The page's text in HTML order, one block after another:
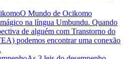
O Mundo de Ocikomo
na língua Umbundu. Quando
de alguém com Transtorno do
podemos encontrar uma conexão